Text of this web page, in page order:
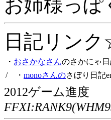
お姉様っぽ
日記リン
・ おさかなさんのさかにゃ
/ ・ monoさんのさぼり日記
2012ゲーム進度